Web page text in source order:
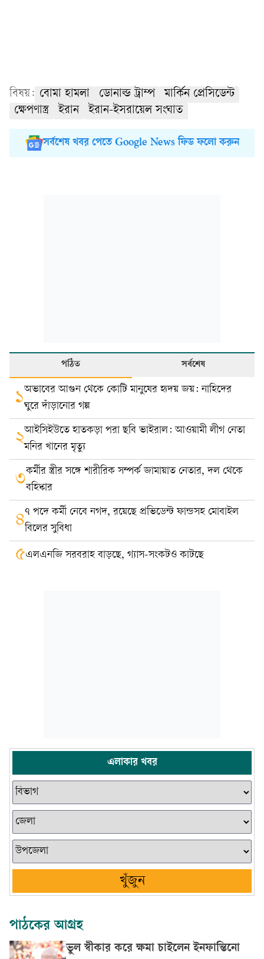
বিষয়: বোমা হামলা ডোনাল্ড ট্রাম্প
মার্কিন প্রেসিডেন্ট
ক্ষেপণাস্ত্র
ইরান ইরান-ইসরায়েল সংঘাত
সর্বশেষ খবর পেতে Google News ফিড ফলো করুন
পঠিত সর্বশেষ
১অভাবের আগুন থেকে কোটি মানুষের হৃদয় জয়: নাহিদের
ঘুরে দাঁড়ানোর গল্প
২আইসিইউতে হাতকড়া পরা ছবি ভাইরাল: আওয়ামী লীগ নেতা
মনির খানের মৃত্যু
৩কর্মীর স্ত্রীর সঙ্গে শারীরিক সম্পর্ক জামায়াত নেতার, দল থেকে
বহিষ্কার
৪৭ পদে কর্মী নেবে নগদ, রয়েছে প্রভিডেন্ট ফান্ডসহ মোবাইল
বিলের সুবিধা
৫এলএনজি সরবরাহ বাড়ছে, গ্যাস-সংকটও কাটছে
এলাকার খবর
খুঁজুন
পাঠকের আগ্রহ
ভুল স্বীকার করে ক্ষমা চাইলেন ইনফান্তিনো